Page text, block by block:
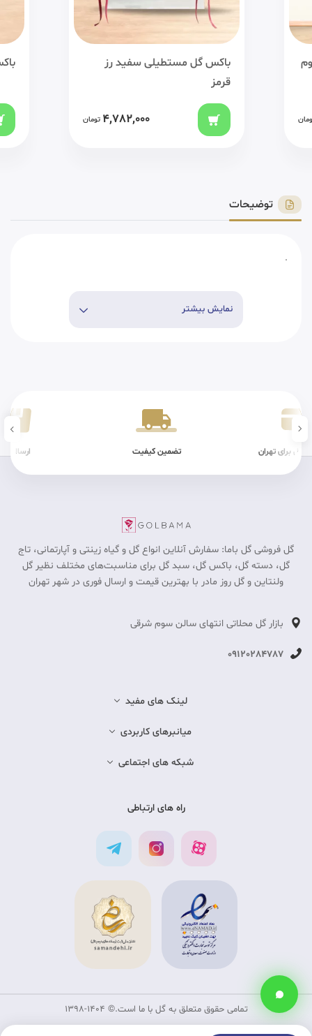
باکس گل مستطیلی سفید رز
قرمز
4,782,000 تومان
توضیحات
.
نمایش بیشتر
کیفیت ارسال سریع شرایط
گل فروشی گل باما: سفارش آنلاین انواع گل و گیاه زینتی و آپارتمانی، تاج
گل، دسته گل، باکس گل، سبد گل برای مناسبت‎‌های مختلف نظیر گل
ولنتاین و گل روز مادر با بهترین قیمت و ارسال فوری در شهر تهران
بازار گل محلاتی انتهای سالن سوم شرقی
09120284787
لینک های مفید
میانبرهای کاربردی
شبکه های اجتماعی
راه های ارتباطی
تمامی حقوق متعلق به گل با ما است.©‏ 1398-1404